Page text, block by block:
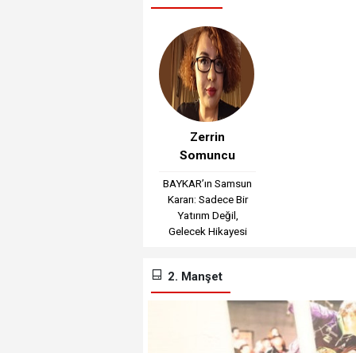
Zerrin
Somuncu
BAYKAR’ın Samsun
Kararı: Sadece Bir
Yatırım Değil,
Gelecek Hikayesi
2. Manşet